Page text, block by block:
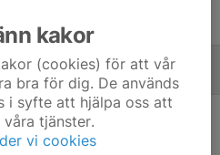
- Tollereds IF
kakor
(cookies) för att vår
bra för dig. De används
i syfte att hjälpa oss att
tjänster.
vi cookies